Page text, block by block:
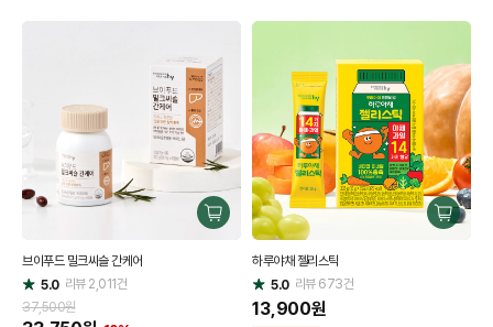
구
브이푸드 밀크씨슬 간케어
별
점
5.0 리뷰2,011건
37,500원
구
하루야채 젤리스틱
별
점
5.0 리뷰673건
13,900원